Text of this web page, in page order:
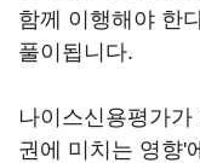
함께 이행해야 한
풀이됩니다.
나이스신용평가
권에 미치는 영향'